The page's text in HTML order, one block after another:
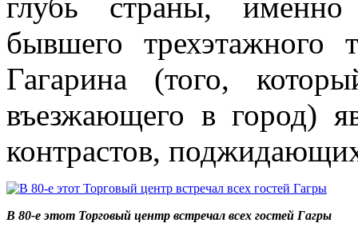
бывшего трехэтажного
Гагарина (того,
въезжающего в город)
контрастов,
В 80-е этот Торговый центр встречал всех гостей Гагры